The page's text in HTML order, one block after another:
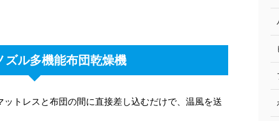
ズル多機能布団乾燥機
トレスと布団の間に直接差し込むだけで、温風を送